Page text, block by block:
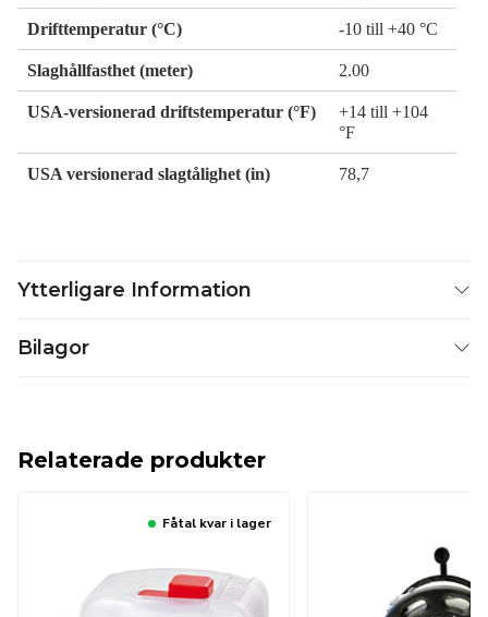
Drifttemperatur (°C) -10 till +40 °C
Slaghållfasthet (meter) 2.00
USA-versionerad driftstemperatur (°F)
+14 till +104
°F
USA versionerad slagtålighet (in) 78,7
Ytterligare Information
Bilagor
Relaterade produkter
Fåtal kvar i lager